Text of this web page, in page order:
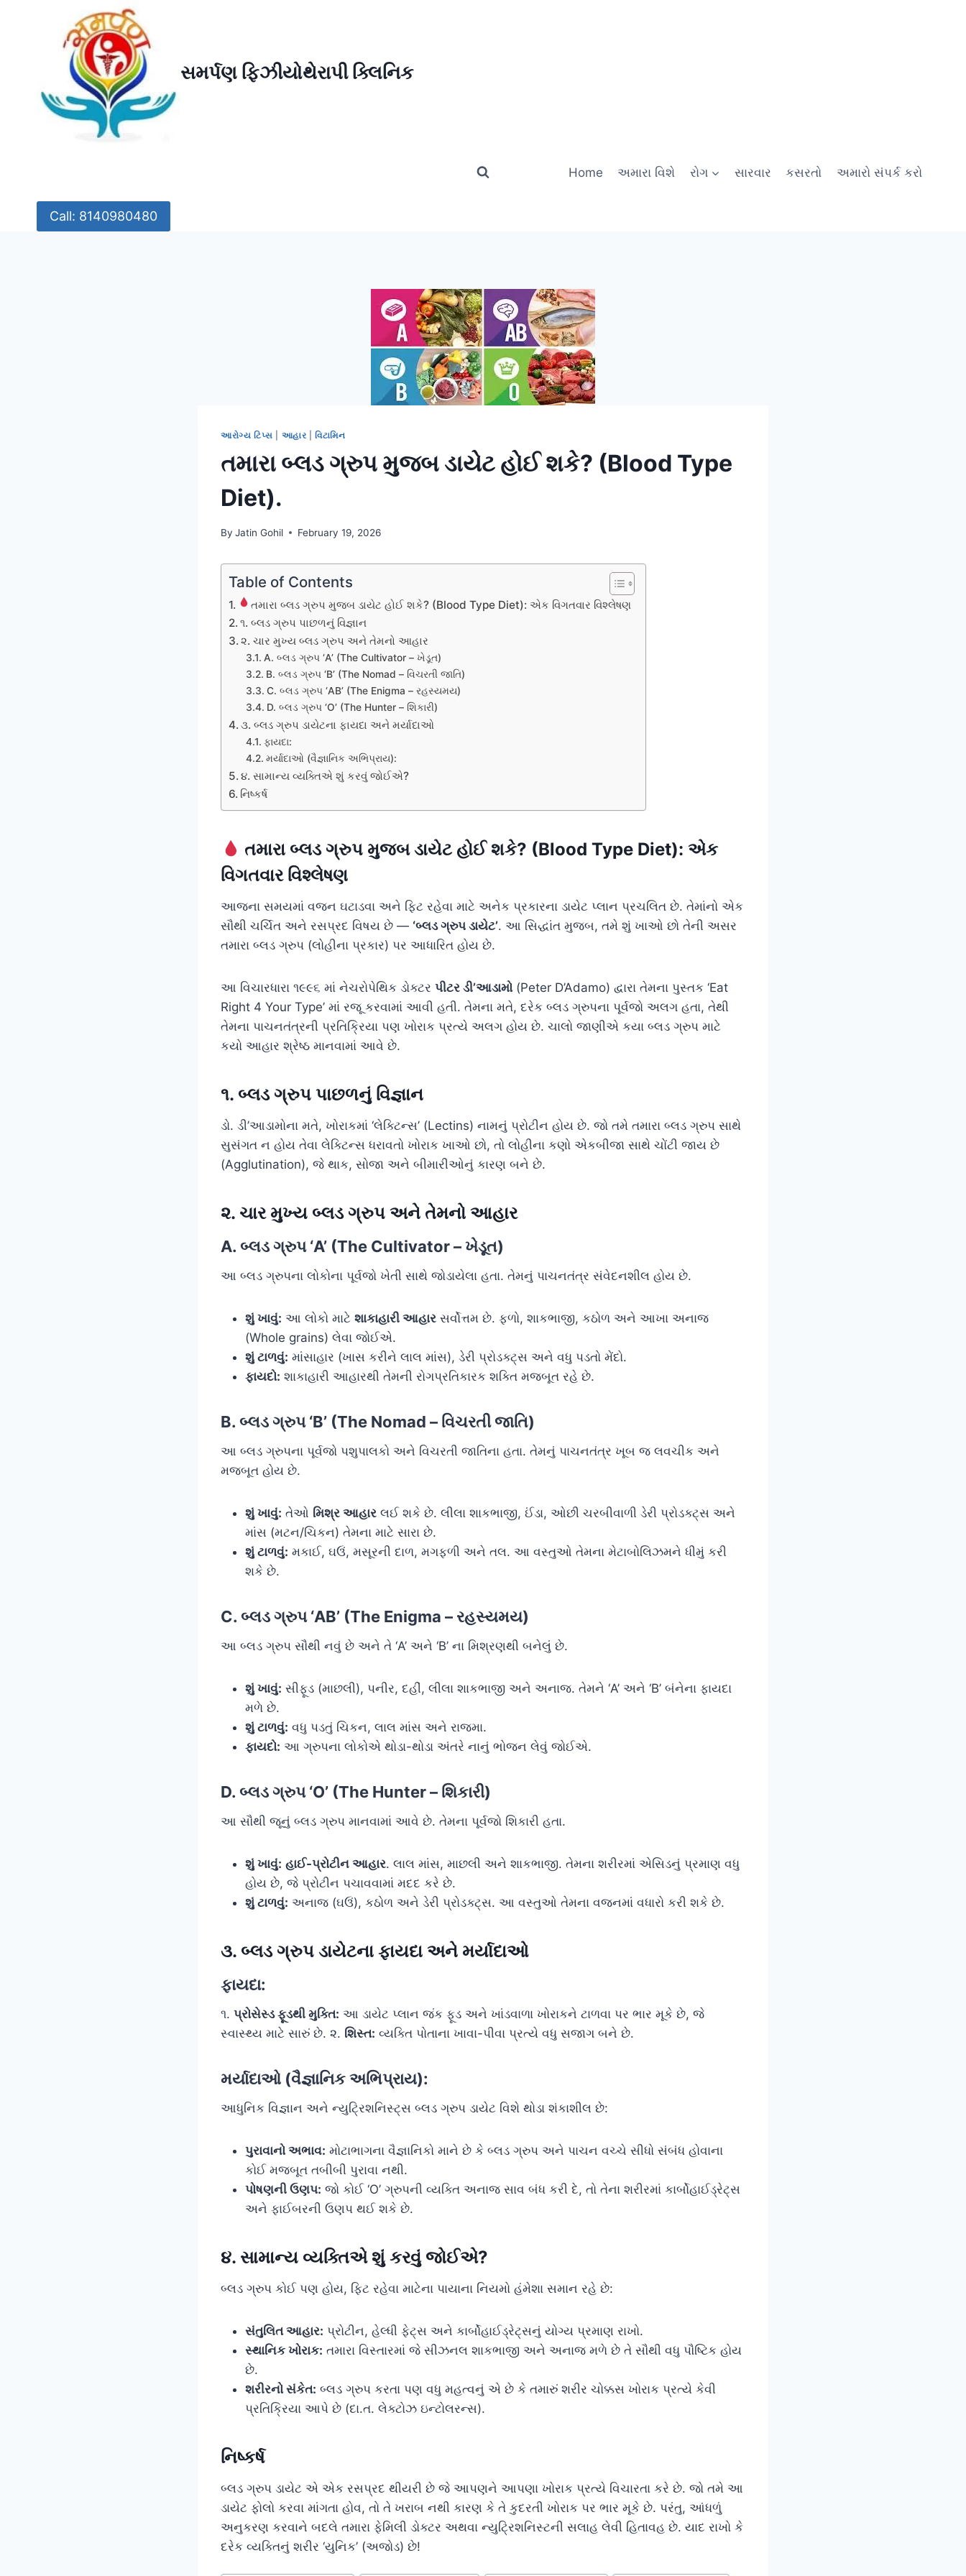
સમર્પણ ફિઝીયોથેરાપી ક્લિનિક
Home અમારા વિશે રોગ સારવાર કસરતો અમારો સંપર્ક કરો
Call: 8140980480
આરોગ્ય ટિપ્સ આહાર |વિટામિન
તમારા બ્લડ ગ્રુપ મુજબ ડાયેટ હોઈ શકે? (Blood Type
Diet).
By Jatin Gohil February 19, 2026
Table of Contents
તમારા બ્લડ ગ્રુપ મુજબ ડાયેટ હોઈ શકે? (Blood Type Diet): એક વિગતવાર વિશ્લેષણ
૧. બ્લડ ગ્રુપ પાછળનું વિજ્ઞાન
૨. ચાર મુખ્ય બ્લડ ગ્રુપ અને તેમનો આહાર
A. બ્લડ ગ્રુપ ‘A’ (The Cultivator – ખેડૂત)
B. બ્લડ ગ્રુપ ‘B’ (The Nomad – વિચરતી જાતિ)
C. બ્લડ ગ્રુપ ‘AB’ (The Enigma – રહસ્યમય)
D. બ્લડ ગ્રુપ ‘O’ (The Hunter – શિકારી)
૩. બ્લડ ગ્રુપ ડાયેટના ફાયદા અને મર્યાદાઓ
ફાયદા:
મર્યાદાઓ (વૈજ્ઞાનિક અભિપ્રાય):
૪. સામાન્ય વ્યક્તિએ શું કરવું જોઈએ?
નિષ્કર્ષ
તમારા બ્લડ ગ્રુપ મુજબ ડાયેટ હોઈ શકે? (Blood Type Diet): એક
વિગતવાર વિશ્લેષણ
આજના સમયમાં વજન ઘટાડવા અને ફિટ રહેવા માટે અનેક પ્રકારના ડાયેટ પ્લાન પ્રચલિત છે. તેમાંનો એક
સૌથી ચર્ચિત અને રસપ્રદ વિષય છે — ‘બ્લડ ગ્રુપ ડાયેટ’. આ સિદ્ધાંત મુજબ, તમે શું ખાઓ છો તેની અસર
તમારા બ્લડ ગ્રુપ (લોહીના પ્રકાર) પર આધારિત હોય છે.
આ વિચારધારા ૧૯૯૬ માં નેચરોપેથિક ડોક્ટર પીટર ડી’આડામો(Peter D’Adamo) દ્વારા તેમના પુસ્તક ‘Eat
Right 4 Your Type’ માં રજૂ કરવામાં આવી હતી. તેમના મતે, દરેક બ્લડ ગ્રુપના પૂર્વજો અલગ હતા, તેથી
તેમના પાચનતંત્રની પ્રતિક્રિયા પણ ખોરાક પ્રત્યે અલગ હોય છે. ચાલો જાણીએ કયા બ્લડ ગ્રુપ માટે
કયો આહાર શ્રેષ્ઠ માનવામાં આવે છે.
૧. બ્લડ ગ્રુપ પાછળનું વિજ્ઞાન
ડો. ડી’આડામોના મતે, ખોરાકમાં ‘લેક્ટિન્સ’ (Lectins) નામનું પ્રોટીન હોય છે. જો તમે તમારા બ્લડ ગ્રુપ સાથે
સુસંગત ન હોય તેવા લેક્ટિન્સ ધરાવતો ખોરાક ખાઓ છો, તો લોહીના કણો એકબીજા સાથે ચોંટી જાય છે
(Agglutination), જે થાક, સોજા અને બીમારીઓનું કારણ બને છે.
૨. ચાર મુખ્ય બ્લડ ગ્રુપ અને તેમનો આહાર
A. બ્લડ ગ્રુપ ‘A’ (The Cultivator – ખેડૂત)
આ બ્લડ ગ્રુપના લોકોના પૂર્વજો ખેતી સાથે જોડાયેલા હતા. તેમનું પાચનતંત્ર સંવેદનશીલ હોય છે.
શું ખાવું: આ લોકો માટે શાકાહારી આહાર સર્વોત્તમ છે. ફળો, શાકભાજી, કઠોળ અને આખા અનાજ
(Whole grains) લેવા જોઈએ.
શું ટાળવું: માંસાહાર (ખાસ કરીને લાલ માંસ), ડેરી પ્રોડક્ટ્સ અને વધુ પડતો મેંદો.
ફાયદો: શાકાહારી આહારથી તેમની રોગપ્રતિકારક શક્તિ મજબૂત રહે છે.
B. બ્લડ ગ્રુપ ‘B’ (The Nomad – વિચરતી જાતિ)
આ બ્લડ ગ્રુપના પૂર્વજો પશુપાલકો અને વિચરતી જાતિના હતા. તેમનું પાચનતંત્ર ખૂબ જ લવચીક અને
મજબૂત હોય છે.
શું ખાવું: તેઓ મિશ્ર આહાર લઈ શકે છે. લીલા શાકભાજી, ઈંડા, ઓછી ચરબીવાળી ડેરી પ્રોડક્ટ્સ અને
માંસ (મટન/ચિકન) તેમના માટે સારા છે.
શું ટાળવું: મકાઈ, ઘઉં, મસૂરની દાળ, મગફળી અને તલ. આ વસ્તુઓ તેમના મેટાબોલિઝમને ધીમું કરી
શકે છે.
C. બ્લડ ગ્રુપ ‘AB’ (The Enigma – રહસ્યમય)
આ બ્લડ ગ્રુપ સૌથી નવું છે અને તે ‘A’ અને ‘B’ ના મિશ્રણથી બનેલું છે.
શું ખાવું: સીફૂડ (માછલી), પનીર, દહીં, લીલા શાકભાજી અને અનાજ. તેમને ‘A’ અને ‘B’ બંનેના ફાયદા
મળે છે.
શું ટાળવું: વધુ પડતું ચિકન, લાલ માંસ અને રાજમા.
ફાયદો: આ ગ્રુપના લોકોએ થોડા-થોડા અંતરે નાનું ભોજન લેવું જોઈએ.
D. બ્લડ ગ્રુપ ‘O’ (The Hunter – શિકારી)
આ સૌથી જૂનું બ્લડ ગ્રુપ માનવામાં આવે છે. તેમના પૂર્વજો શિકારી હતા.
શું ખાવું: હાઈ-પ્રોટીન આહાર. લાલ માંસ, માછલી અને શાકભાજી. તેમના શરીરમાં એસિડનું પ્રમાણ વધુ
હોય છે, જે પ્રોટીન પચાવવામાં મદદ કરે છે.
શું ટાળવું: અનાજ (ઘઉં), કઠોળ અને ડેરી પ્રોડક્ટ્સ. આ વસ્તુઓ તેમના વજનમાં વધારો કરી શકે છે.
૩. બ્લડ ગ્રુપ ડાયેટના ફાયદા અને મર્યાદાઓ
ફાયદા:
૧. પ્રોસેસ્ડ ફૂડથી મુક્તિ: આ ડાયેટ પ્લાન જંક ફૂડ અને ખાંડવાળા ખોરાકને ટાળવા પર ભાર મૂકે છે, જે
સ્વાસ્થ્ય માટે સારું છે. ૨. શિસ્ત: વ્યક્તિ પોતાના ખાવા-પીવા પ્રત્યે વધુ સજાગ બને છે.
મર્યાદાઓ (વૈજ્ઞાનિક અભિપ્રાય):
આધુનિક વિજ્ઞાન અને ન્યુટ્રિશનિસ્ટ્સ બ્લડ ગ્રુપ ડાયેટ વિશે થોડા શંકાશીલ છે:
પુરાવાનો અભાવ: મોટાભાગના વૈજ્ઞાનિકો માને છે કે બ્લડ ગ્રુપ અને પાચન વચ્ચે સીધો સંબંધ હોવાના
કોઈ મજબૂત તબીબી પુરાવા નથી.
પોષણની ઉણપ: જો કોઈ ‘O’ ગ્રુપની વ્યક્તિ અનાજ સાવ બંધ કરી દે, તો તેના શરીરમાં કાર્બોહાઈડ્રેટ્સ
અને ફાઈબરની ઉણપ થઈ શકે છે.
૪. સામાન્ય વ્યક્તિએ શું કરવું જોઈએ?
બ્લડ ગ્રુપ કોઈ પણ હોય, ફિટ રહેવા માટેના પાયાના નિયમો હંમેશા સમાન રહે છે:
સંતુલિત આહાર: પ્રોટીન, હેલ્ધી ફેટ્સ અને કાર્બોહાઈડ્રેટ્સનું યોગ્ય પ્રમાણ રાખો.
સ્થાનિક ખોરાક: તમારા વિસ્તારમાં જે સીઝનલ શાકભાજી અને અનાજ મળે છે તે સૌથી વધુ પૌષ્ટિક હોય
છે.
શરીરનો સંકેત: બ્લડ ગ્રુપ કરતા પણ વધુ મહત્વનું એ છે કે તમારું શરીર ચોક્કસ ખોરાક પ્રત્યે કેવી
પ્રતિક્રિયા આપે છે (દા.ત. લેક્ટોઝ ઇન્ટોલરન્સ).
નિષ્કર્ષ
બ્લડ ગ્રુપ ડાયેટ એ એક રસપ્રદ થીયરી છે જે આપણને આપણા ખોરાક પ્રત્યે વિચારતા કરે છે. જો તમે આ
ડાયેટ ફોલો કરવા માંગતા હોવ, તો તે ખરાબ નથી કારણ કે તે કુદરતી ખોરાક પર ભાર મૂકે છે. પરંતુ, આંધળું
અનુકરણ કરવાને બદલે તમારા ફેમિલી ડોક્ટર અથવા ન્યુટ્રિશનિસ્ટની સલાહ લેવી હિતાવહ છે. યાદ રાખો કે
દરેક વ્યક્તિનું શરીર ‘યુનિક’ (અજોડ) છે!